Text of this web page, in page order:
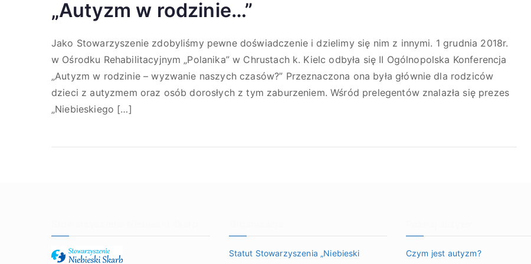
„Autyzm w rodzinie…”
Jako Stowarzyszenie zdobyliśmy pewne doświadczenie i dzielimy się nim z innymi. 1 grudnia 2018r.
w Ośrodku Rehabilitacyjnym „Polanika” w Chrustach k. Kielc odbyła się II Ogólnopolska Konferencja
„Autyzm w rodzinie – wyzwanie naszych czasów?” Przeznaczona ona była głównie dla rodziców
dzieci z autyzmem oraz osób dorosłych z tym zaburzeniem. Wśród prelegentów znalazła się prezes
„Niebieskiego […]
Statut Stowarzyszenia „Niebieski
Czym jest autyzm?